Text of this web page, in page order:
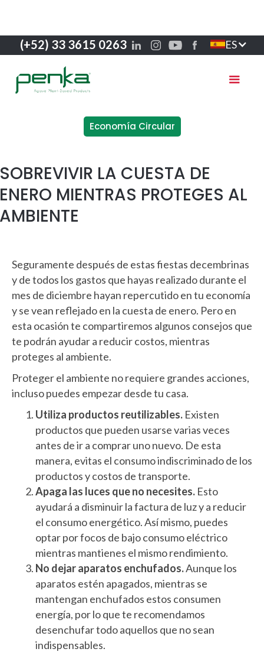
(+52) 33 3615 0263 ES
Economía Circular
SOBREVIVIR LA CUESTA DE
ENERO MIENTRAS PROTEGES AL
AMBIENTE
Seguramente después de estas fiestas decembrinas
y de todos los gastos que hayas realizado durante el
mes de diciembre hayan repercutido en tu economía
y se vean reflejado en la cuesta de enero. Pero en
esta ocasión te compartiremos algunos consejos que
te podrán ayudar a reducir costos, mientras
proteges al ambiente.
Proteger el ambiente no requiere grandes acciones,
incluso puedes empezar desde tu casa.
Utiliza productos reutilizables. Existen
productos que pueden usarse varias veces
antes de ir a comprar uno nuevo. De esta
manera, evitas el consumo indiscriminado de los
productos y costos de transporte.
Apaga las luces que no necesites. Esto
ayudará a disminuir la factura de luz y a reducir
el consumo energético. Así mismo, puedes
optar por focos de bajo consumo eléctrico
mientras mantienes el mismo rendimiento.
No dejar aparatos enchufados.Aunque los
aparatos estén apagados, mientras se
mantengan enchufados estos consumen
energía, por lo que te recomendamos
desenchufar todo aquellos que no sean
indispensables.